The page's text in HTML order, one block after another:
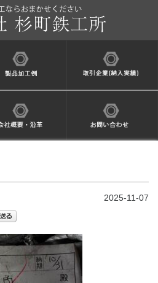
2025-11-07